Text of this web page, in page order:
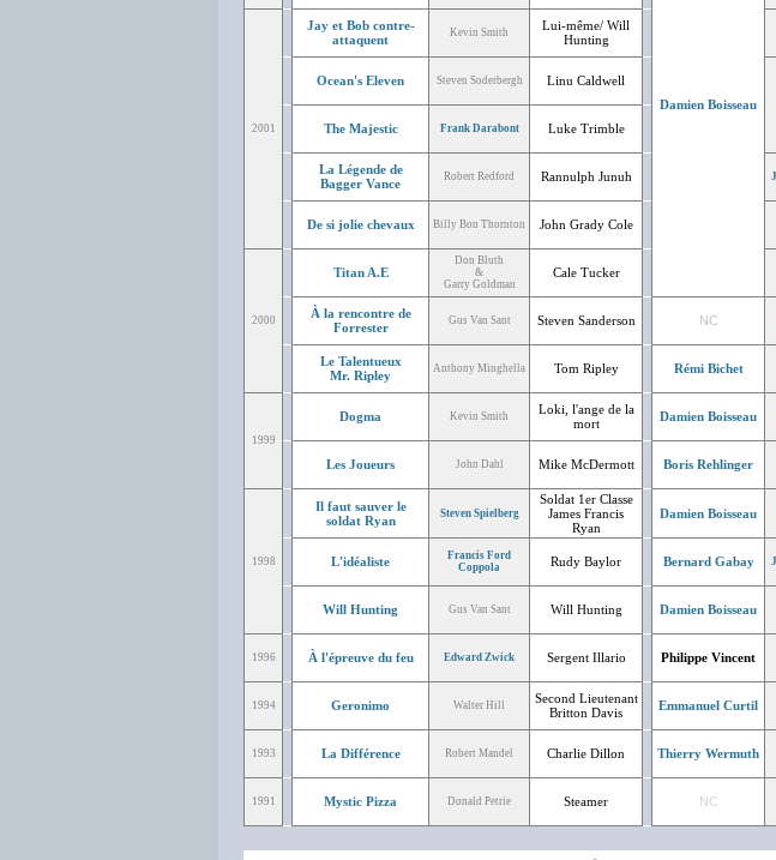
Damien Boisseau
2001
Jay et Bob contre-
attaquent
Kevin Smith
Lui-même/ Will
Hunting
Ocean's Eleven Steven Soderbergh Linu Caldwell
The Majestic Frank Darabont Luke Trimble
La Légende de
Bagger Vance
Robert Redford Rannulph Junuh
De si jolie chevaux Billy Bon Thornton John Grady Cole
2000
Titan A.E
Don Bluth
&
Garry Goldman
Cale Tucker
À la rencontre de
Forrester
Gus Van Sant Steven Sanderson NC
Le Talentueux
Mr. Ripley
Anthony Minghella Tom Ripley Rémi Bichet
1999
Dogma Kevin Smith
Loki, l'ange de la
mort
Damien Boisseau
Les Joueurs John Dahl Mike McDermott Boris Rehlinger
1998
Il faut sauver le
soldat Ryan
Steven Spielberg
Soldat 1er Classe
James Francis
Ryan
Damien Boisseau
L'idéaliste
Francis Ford
Coppola
Rudy Baylor Bernard Gabay
Will Hunting Gus Van Sant Will Hunting Damien Boisseau
1996 À l'épreuve du feu Edward Zwick Sergent Illario Philippe Vincent
1994 Geronimo Walter Hill
Second Lieutenant
Britton Davis
Emmanuel Curtil
1993 La Différence Robert Mandel Charlie Dillon Thierry Wermuth
1991 Mystic Pizza Donald Petrie Steamer NC